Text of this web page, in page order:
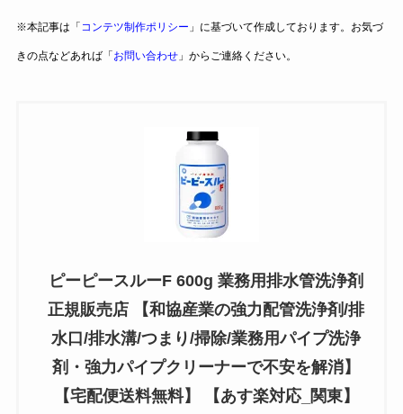
※本記事は「 コンテツ制作ポリシー 」に基づいて作成しております。お気づ
きの点などあれば「 お問い合わせ」からご連絡ください。
ピーピースルーF 600g 業務用排水管洗浄剤
正規販売店 【和協産業の強力配管洗浄剤/排
水口/排水溝/つまり/掃除/業務用パイプ洗浄
剤・強力パイプクリーナーで不安を解消】
【宅配便送料無料】 【あす楽対応_関東】